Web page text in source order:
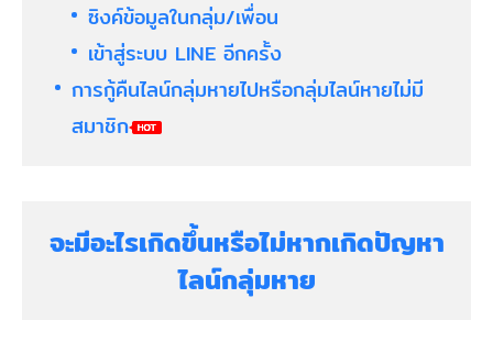
ซิงค์ข้อมูลในกลุ่ม/เพื่อน
เข้าสู่ระบบ LINE อีกครั้ง
การกู้คืนไลน์กลุ่มหายไปหรือกลุ่มไลน์หายไม่มี
สมาชิก
จะมีอะไรเกิดขึ้นหรือไม่หากเกิดปัญหา
ไลน์กลุ่มหาย